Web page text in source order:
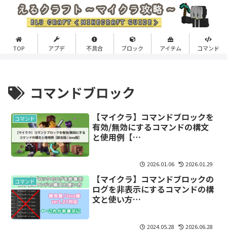
TOP アプデ 不具合 ブロック アイテム コマンド
コマンドブロック
コマンド
【マイクラ】コマンドブロックを
有効/無効にするコマンドの構文
と使用例【…
2026.01.06 2026.01.29
コマンド
【マイクラ】コマンドブロックの
ログを非表示にするコマンドの構
文と使い方…
2024.05.28 2026.06.28